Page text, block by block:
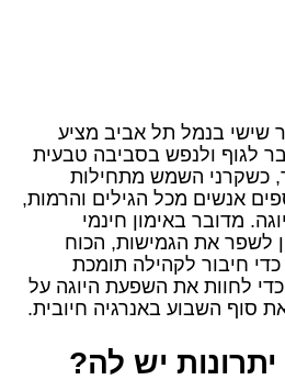
שישי בנמל תל אביב מציע
לגוף ולנפש בסביבה טבעית
כשקרני השמש מתחילות
אנשים מכל הגילים והרמות,
מדובר באימון חינמי
לשפר את הגמישות, הכוח
חיבור לקהילה תומכת
לחוות את השפעת היוגה על
סוף השבוע באנרגיה חיובית.
יתרונות יש לה?